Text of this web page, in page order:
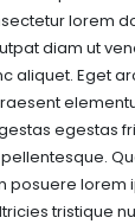
lorem
diam ut
aliquet. Eget
egestas
posuere lorem
tristique